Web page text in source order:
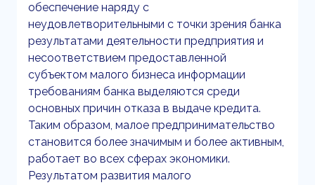
обеспечение наряду с
неудовлетворительными с точки зрения банка
результатами деятельности предприятия и
несоответствием предоставленной
субъектом малого бизнеса информации
требованиям банка выделяются среди
основных причин отказа в выдаче кредита.
Таким образом, малое предпринимательство
становится более значимым и более активным,
работает во всех сферах экономики.
Результатом развития малого